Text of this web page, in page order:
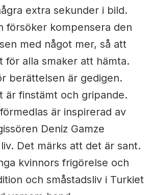
extra sekunder i bild.
försöker kompensera den
med något mer, så att
för alla smaker att hämta.
berättelsen är gedigen.
är finstämt och gripande.
är inspirerad av
Deniz Gamze
Det märks att det är sant.
kvinnors frigörelse och
och småstadsliv i Turkiet